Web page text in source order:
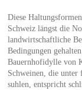
Diese
Schweiz längst die
landwirtschaftliche
Bedingungen
Bauernhofidylle von
Schweinen, die
suhlen, entspricht